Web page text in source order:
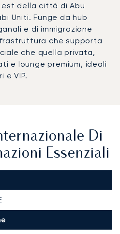
est della città diAbu
Uniti. Funge da hub
e di immigrazione
che supporta
che quella privata,
e lounge premium, ideali
e VIP.
Di
Essenziali